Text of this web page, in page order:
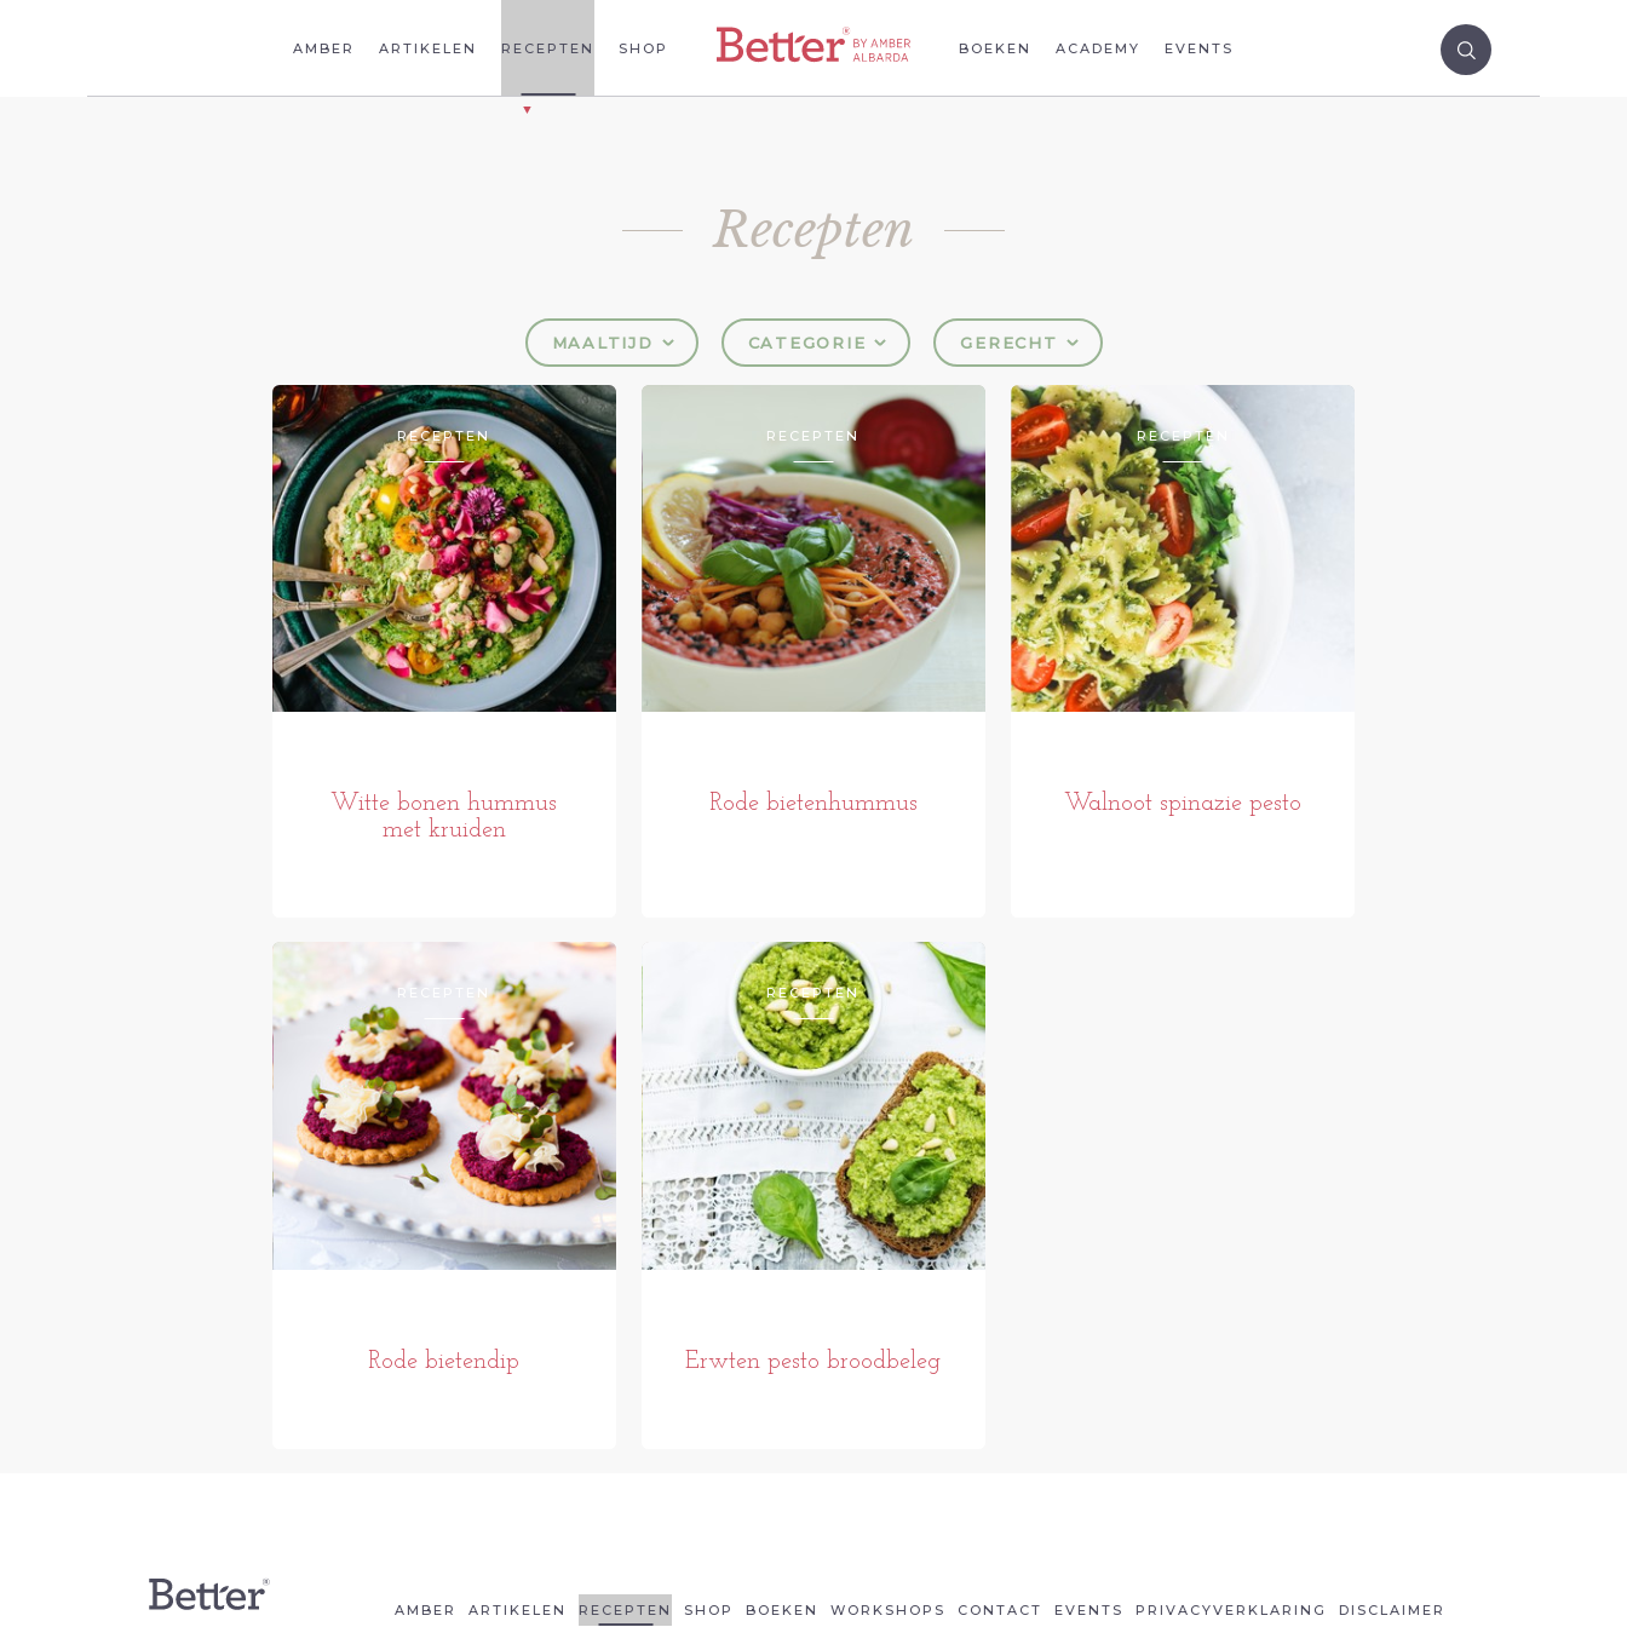
AMBER ARTIKELEN RECEPTEN SHOP BOEKEN ACADEMY EVENTS
Recepten
MAALTIJD CATEGORIE GERECHT
RECEPTEN
Witte bonen hummus
met kruiden
RECEPTEN
Rode bietenhummus
RECEPTEN
Walnoot spinazie pesto
RECEPTEN
Rode bietendip
RECEPTEN
Erwten pesto broodbeleg
AMBER ARTIKELEN RECEPTEN SHOP BOEKEN WORKSHOPS CONTACT EVENTS PRIVACYVERKLARING DISCLAIMER